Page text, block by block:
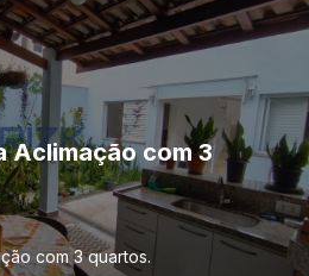
Aclimação com 3
com 3 quartos.